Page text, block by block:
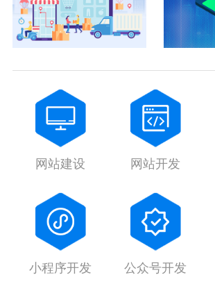
网站建设 网站开发
小程序开发 公众号开发